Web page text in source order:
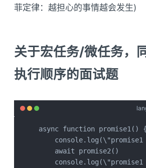
菲定律：越担心的事情越会发生)
关于宏任务/微任务，
执行顺序的面试题
async function promise1() {
console.log(\"promise1
    await promise2()
console.log(\"promise1